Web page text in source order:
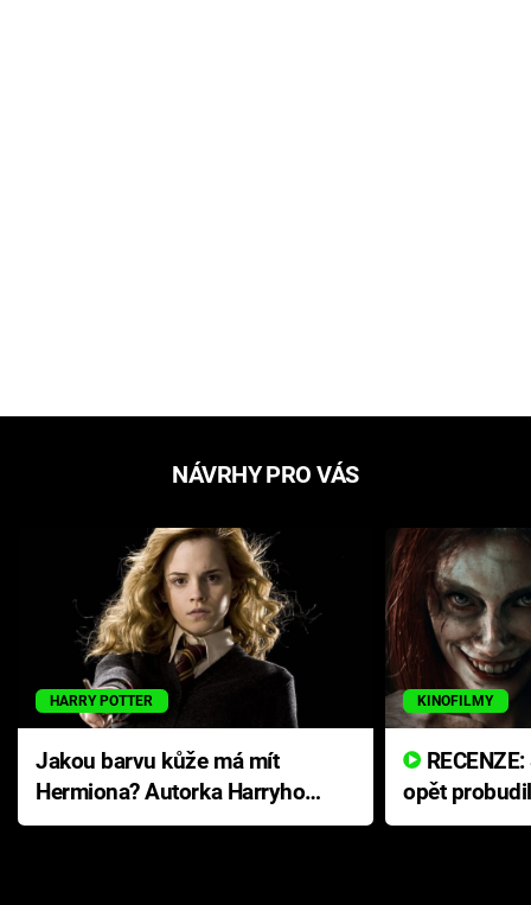
NÁVRHY PRO VÁS
HARRY POTTER
Jakou barvu kůže má mít
Hermiona? Autorka Harryho
Pottera přišla s ráznou
KINOFILMY
opět
přichází s